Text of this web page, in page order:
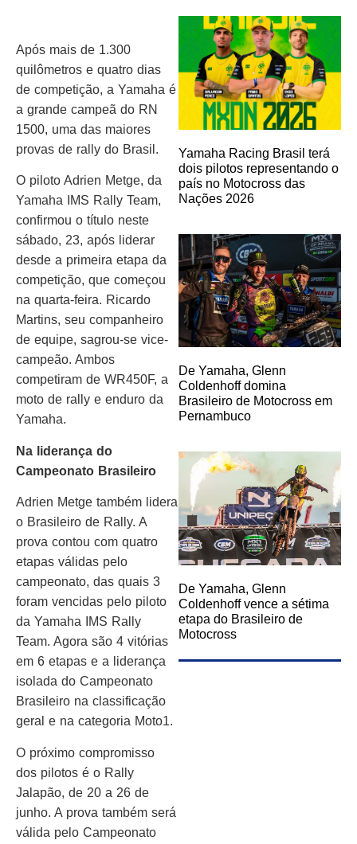
Após mais de 1.300
quilômetros e quatro dias
de competição, a Yamaha é
a grande campeã do RN
1500, uma das maiores
provas de rally do Brasil.
O piloto Adrien Metge, da
Yamaha IMS Rally Team,
confirmou o título neste
sábado, 23, após liderar
desde a primeira etapa da
competição, que começou
na quarta-feira. Ricardo
Martins, seu companheiro
de equipe, sagrou-se vice-
campeão. Ambos
competiram de WR450F, a
moto de rally e enduro da
Yamaha.
Na liderança do
Campeonato Brasileiro
Adrien Metge também lidera
o Brasileiro de Rally. A
prova contou com quatro
etapas válidas pelo
campeonato, das quais 3
foram vencidas pelo piloto
da Yamaha IMS Rally
Team. Agora são 4 vitórias
em 6 etapas e a liderança
isolada do Campeonato
Brasileiro na classificação
geral e na categoria Moto1.
O próximo compromisso
dos pilotos é o Rally
Jalapão, de 20 a 26 de
junho. A prova também será
válida pelo Campeonato
Yamaha Racing Brasil terá
dois pilotos representando o
país no Motocross das
Nações 2026
De Yamaha, Glenn
Coldenhoff domina
Brasileiro de Motocross em
Pernambuco
De Yamaha, Glenn
Coldenhoff vence a sétima
etapa do Brasileiro de
Motocross